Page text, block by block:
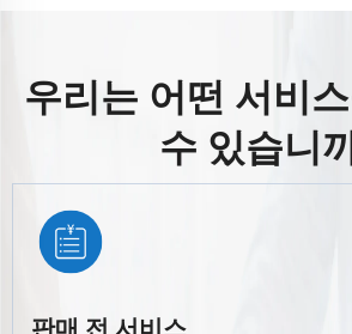
우리는 어떤 서비
수 있습니
판매 전 서비스